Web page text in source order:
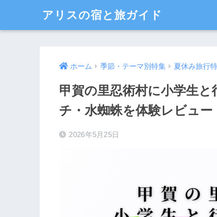
アリスの宿と旅ガイド
ホーム 季節・テーマ別特集 夏休み旅行
甲賀の里忍術村に小学生
チ・水蜘蛛を体験レビュー
2026年5月25日